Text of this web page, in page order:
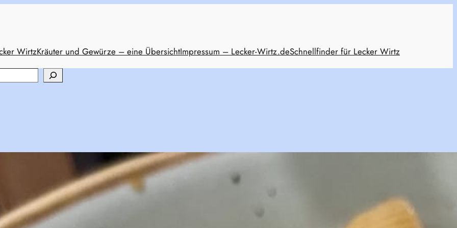
WirtzKräuter und Gewürze – eine ÜbersichtImpressum – Lecker-Wirtz.deSchnellfinder für Lecker Wirtz